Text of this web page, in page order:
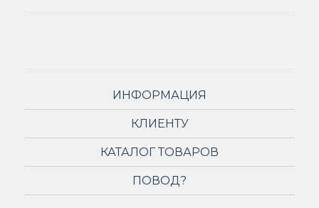
ИНФОРМАЦИЯ
КЛИЕНТУ
КАТАЛОГ ТОВАРОВ
ПОВОД?